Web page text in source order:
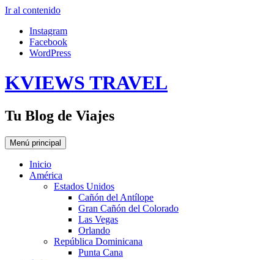
Ir al contenido
Instagram
Facebook
WordPress
KVIEWS TRAVEL
Tu Blog de Viajes
Menú principal
Inicio
América
Estados Unidos
Cañón del Antílope
Gran Cañón del Colorado
Las Vegas
Orlando
República Dominicana
Punta Cana